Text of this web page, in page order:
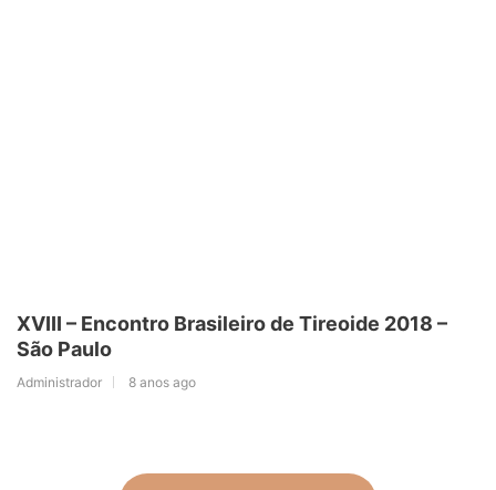
XVIII – Encontro Brasileiro de Tireoide 2018 –
São Paulo
Administrador 8 anos ago